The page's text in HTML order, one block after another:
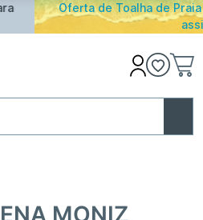
Praia em compras ≥ 30€ de
assinalados
MONIZ